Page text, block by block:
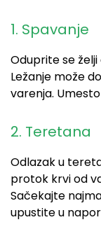
1. Spavanje
Oduprite se
Ležanje može
varenja.
2. Teretana
Odlazak u
protok krvi od
Sačekajte
upustite u